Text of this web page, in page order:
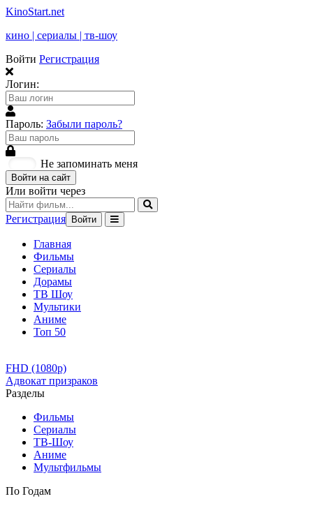
KinoStart.net
кино | сериалы | тв-шоу
Войти Регистрация
Логин:
Пароль: Забыли пароль?
Не запоминать меня
Войти на сайт
Или войти через
Регистрация Войти
Главная
Фильмы
Сериалы
Дорамы
ТВ Шоу
Мультики
Аниме
Топ 50
FHD (1080p)
Адвокат призраков
Разделы
Фильмы
Сериалы
ТВ-Шоу
Аниме
Мультфильмы
По Годам